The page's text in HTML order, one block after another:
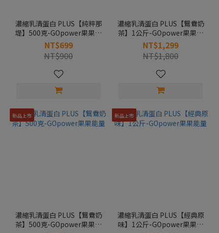
濃縮乳清蛋白 PLUS【純粹那
堤】500克-GOpower果果能
量
NT$699
NT$900
濃縮乳清蛋白 PLUS【鴛鴦奶
茶】1公斤-GOpower果果能
量
NT$1,299
NT$1,800
新品上市
濃縮乳清蛋白 PLUS【鴛鴦奶
茶】500克-GOpower果果能
新品上市
濃縮乳清蛋白 PLUS【經典原
味】1公斤-GOpower果果能